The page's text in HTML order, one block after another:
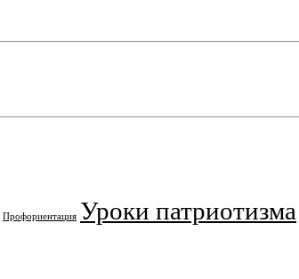
Профориентация Уроки патриотизма